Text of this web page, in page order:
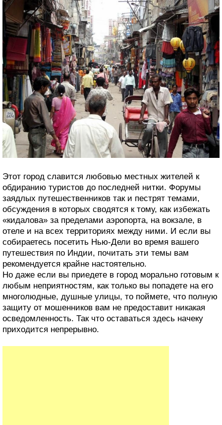
Этот город славится любовью местных жителей к
обдиранию туристов до последней нитки. Форумы
заядлых путешественников так и пестрят темами,
обсуждения в которых сводятся к тому, как избежать
«кидалова» за пределами аэропорта, на вокзале, в
отеле и на всех территориях между ними. И если вы
собираетесь посетить Нью-Дели во время вашего
путешествия по Индии, почитать эти темы вам
рекомендуется крайне настоятельно.
Но даже если вы приедете в город морально готовым к
любым неприятностям, как только вы попадете на его
многолюдные, душные улицы, то поймете, что полную
защиту от мошенников вам не предоставит никакая
осведомленность. Так что оставаться здесь начеку
приходится непрерывно.